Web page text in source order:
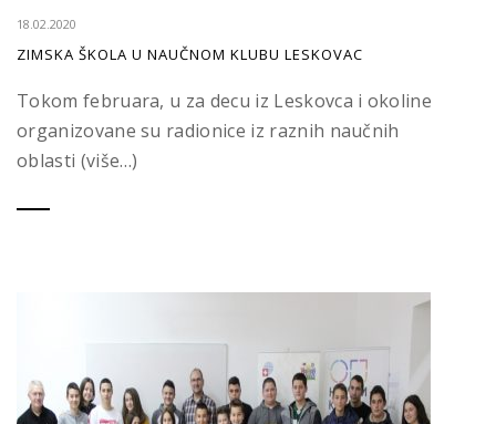
18.02.2020
ZIMSKA ŠKOLA U NAUČNOM KLUBU LESKOVAC
Tokom februara, u za decu iz Leskovca i okoline
organizovane su radionice iz raznih naučnih
oblasti (više…)